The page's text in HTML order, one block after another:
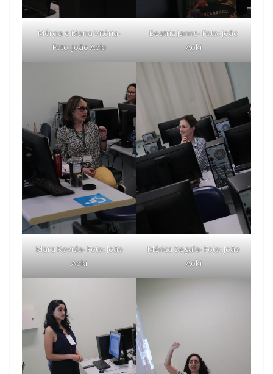
Mércia e Maria Vitória-
Foto: João Aoki
Beatriz Jarins- Foto: João
Aoki
Mara Rovida- Foto: João
Aoki
Mérica Segala- Foto: João
Aoki